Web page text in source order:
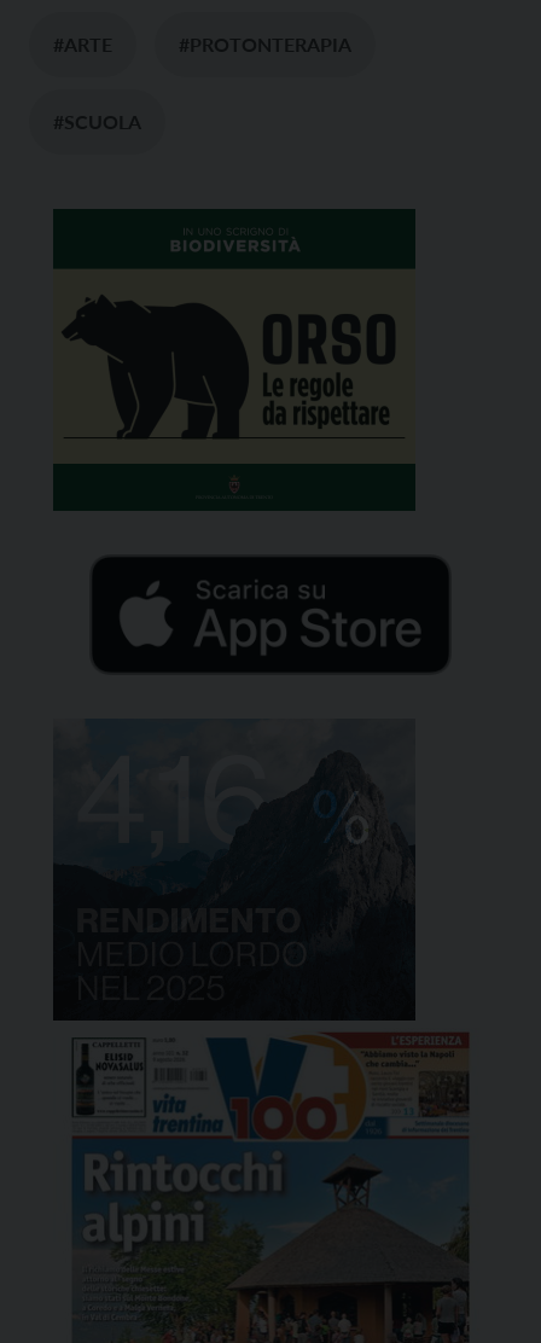
#ARTE #PROTONTERAPIA
#SCUOLA